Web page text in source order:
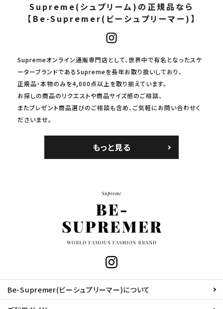
Supreme(シュプリーム)の正規品なら
【Be-Supremer(ビーシュプリーマー)】
Supremeオンライン通販専門店として、世界中で有名となったスケ
ーターブランドであるSupremeを長年お取り扱いしており、
正規品・本物のみを4,000点以上を取り揃えています。
お探しの商品のリクエストや商品サイズ感のご相談、
またプレゼント商品選びのご相談も含め、ご気軽にお問い合わせく
ださいませ。
もっと見る
Be-Supremer(ビーシュプリーマー)について